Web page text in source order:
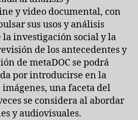
y video documental, con
sus usos y análisis
la investigación social y la
de los antecedentes y
de metaDOC se podrá
por introducirse en la
una faceta del
se considera al abordar
y audiovisuales.